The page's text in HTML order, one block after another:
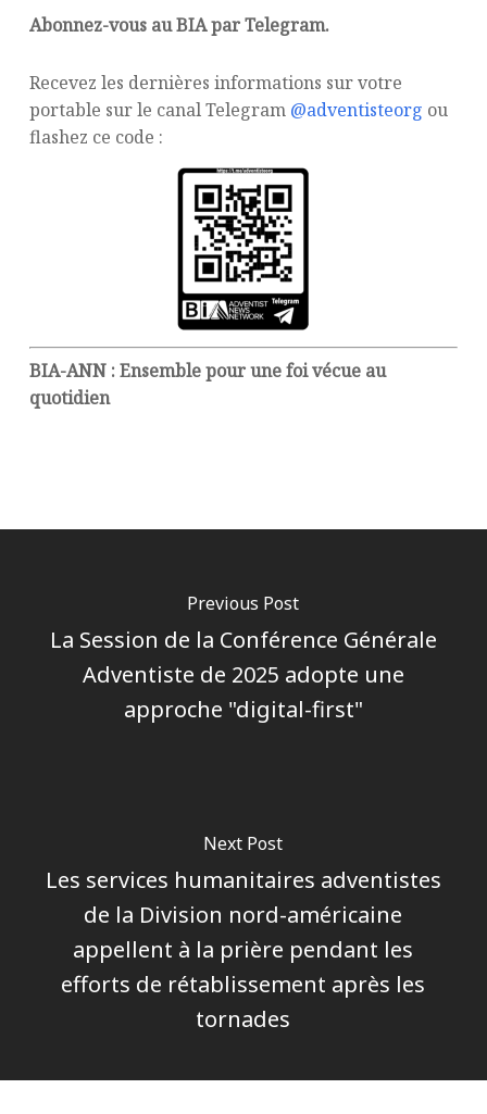
Abonnez-vous au BIA par Telegram.
Recevez les dernières informations sur votre
portable sur le canal Telegram @adventisteorg ou
flashez ce code :
BIA-ANN : Ensemble pour une foi vécue au
quotidien
Previous Post
La Session de la Conférence Générale
Adventiste de 2025 adopte une
approche "digital-first"
Next Post
Les services humanitaires adventistes
de la Division nord-américaine
appellent à la prière pendant les
efforts de rétablissement après les
tornades